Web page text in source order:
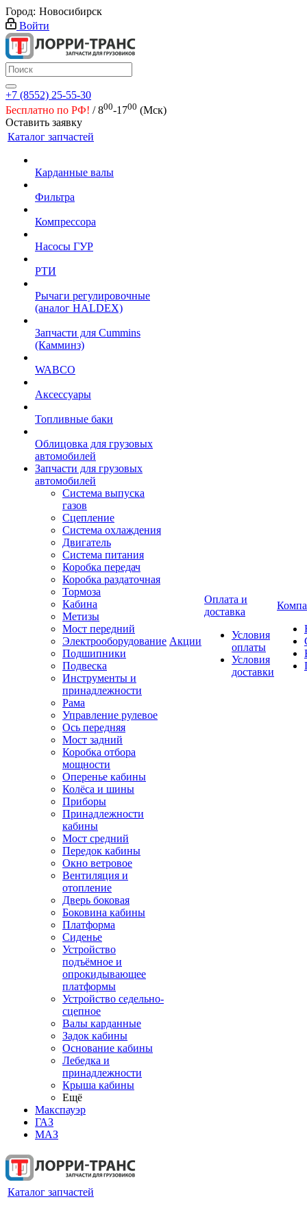
Город: Новосибирск
Войти
+7 (8552) 25-55-30
Бесплатно по РФ! / 800-1700 (Мск)
Оставить заявку
Каталог запчастей
Карданные валы
Фильтра
Компрессора
Насосы ГУР
РТИ
Рычаги регулировочные
(аналог HALDEX)
Запчасти для Cummins
(Камминз)
WABCO
Аксессуары
Топливные баки
Облицовка для грузовых
автомобилей
Запчасти для грузовых
автомобилей
Система выпуска
газов
Сцепление
Система охлаждения
Двигатель
Система питания
Коробка передач
Коробка раздаточная
Тормоза
Кабина
Метизы
Мост передний
Электрооборудование
Подшипники
Подвеска
Инструменты и
принадлежности
Рама
Управление рулевое
Ось передняя
Мост задний
Коробка отбора
мощности
Оперенье кабины
Колёса и шины
Приборы
Принадлежности
кабины
Мост средний
Передок кабины
Окно ветровое
Вентиляция и
отопление
Дверь боковая
Боковина кабины
Платформа
Сиденье
Устройство
подъёмное и
опрокидывающее
платформы
Устройство седельно-
сцепное
Валы карданные
Задок кабины
Основание кабины
Лебедка и
принадлежности
Крыша кабины
Ещё
Макспауэр
ГАЗ
МАЗ
Акции
Оплата и
доставка
Условия
оплаты
Условия
доставки
Каталог запчастей